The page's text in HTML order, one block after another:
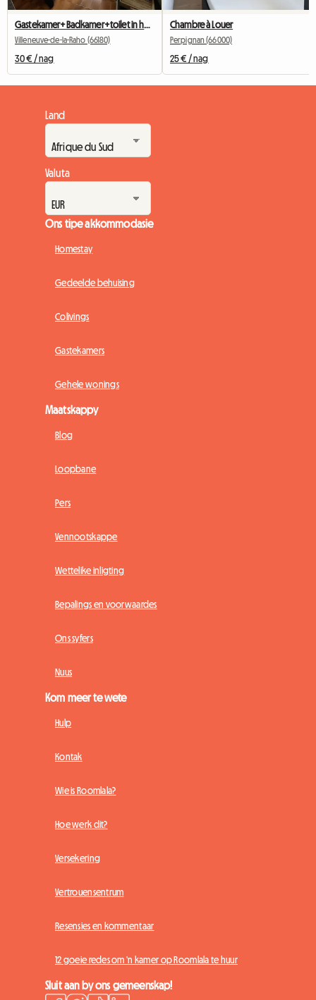
Villeneuve-de-la-Raho (66180)
30 € / nag
Chambre à Louer
Perpignan (66000)
25 € / nag
Land
Valuta
Ons tipe akkommodasie
Homestay
Gedeelde behuising
Colivings
Gastekamers
Gehele wonings
Maatskappy
Blog
Loopbane
Pers
Vennootskappe
Wettelike inligting
Bepalings en voorwaardes
Ons syfers
Nuus
Kom meer te wete
Hulp
Kontak
Wie is Roomlala?
Hoe werk dit?
Versekering
Vertrouensentrum
Resensies en kommentaar
12 goeie redes om 'n kamer op Roomlala te huur
Sluit aan by ons gemeenskap!